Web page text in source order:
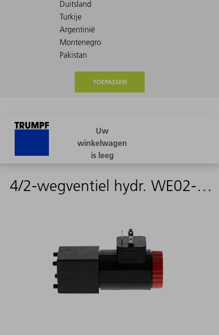
TOEPASSEN
4/2-wegventiel hydr. WE02-4R1290R24/0HN